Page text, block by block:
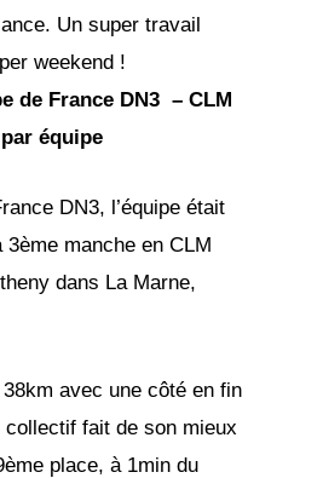
Un super travail
weekend !
de France DN3 – CLM
par équipe
DN3, l’équipe était
3ème manche en CLM
dans La Marne,
avec une côté en fin
fait de son mieux
place, à 1min du